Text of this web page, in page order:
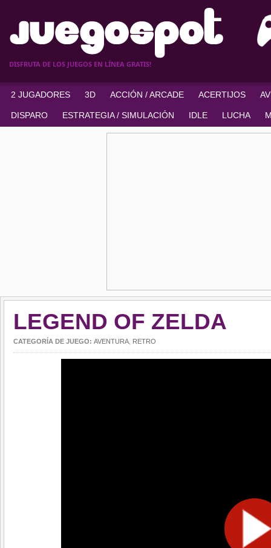
DISFRUTA DE LOS JUEGOS EN LÍNEA GRATIS!
2 JUGADORES 3D ACCIÓN / ARCADE ACERTIJOS
DISPARO ESTRATEGIA / SIMULACIÓN IDLE LUCHA
LEGEND OF ZELDA
CATEGORÍA DE JUEGO: AVENTURA RETRO